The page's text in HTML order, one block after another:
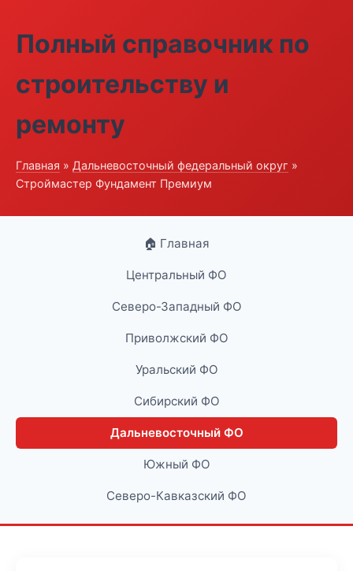
Полный справочник по
строительству и
ремонту
Главная » Дальневосточный федеральный округ »
Строймастер Фундамент Премиум
🏠 Главная
Центральный ФО
Северо-Западный ФО
Приволжский ФО
Уральский ФО
Сибирский ФО
Дальневосточный ФО
Южный ФО
Северо-Кавказский ФО